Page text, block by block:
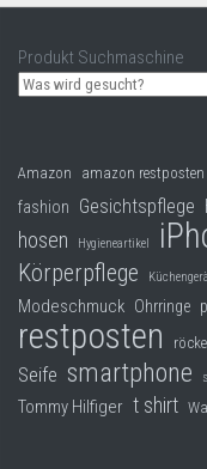
Produkt Suchmaschine
Amazon amazon restposten
fashion Gesichtspflege
hosen Hygieneartikel
Körperpflege
Modeschmuck Ohrringe
restposten röcke
Seife smartphone
Tommy Hilfiger t shirt